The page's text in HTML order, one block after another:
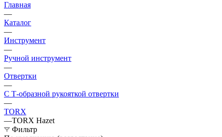
Главная
—
Каталог
—
Инструмент
—
Ручной инструмент
—
Отвертки
—
С Т-образной рукояткой отвертки
—
TORX
—TORX Hazet
Фильтр